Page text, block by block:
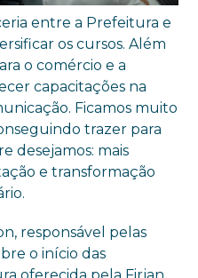
entre a Prefeitura e
os cursos. Além
o comércio e a
capacitações na
Ficamos muito
trazer para
desejamos: mais
e transformação
responsável pelas
o início das
oferecida pela Firjan.